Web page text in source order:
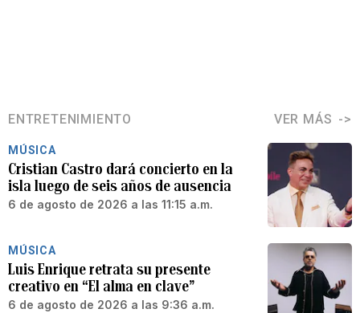
ENTRETENIMIENTO VER MÁS
MÚSICA
Cristian Castro dará concierto en la
isla luego de seis años de ausencia
6 de agosto de 2026 a las 11:15 a.m.
MÚSICA
Luis Enrique retrata su presente
creativo en “El alma en clave”
6 de agosto de 2026 a las 9:36 a.m.